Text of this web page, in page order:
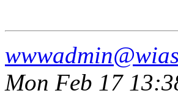
Mon Feb 17